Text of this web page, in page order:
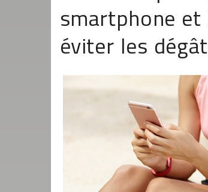
smartphone
éviter les